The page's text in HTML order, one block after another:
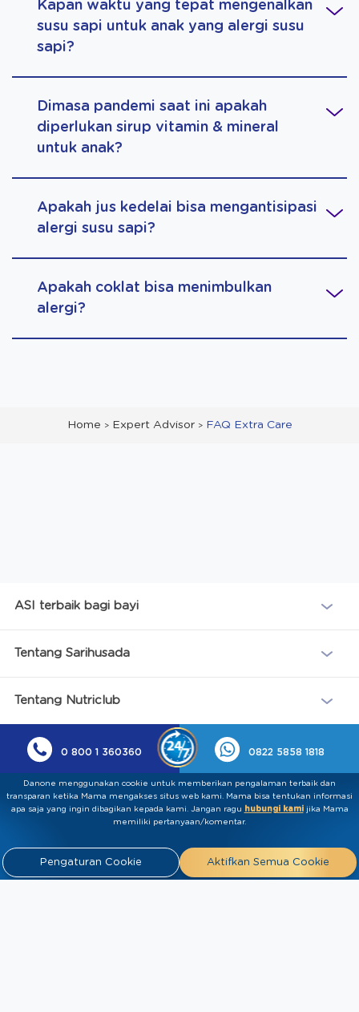
Kapan waktu yang tepat mengenalkan
susu sapi untuk anak yang alergi susu
sapi?
Dimasa pandemi saat ini apakah
diperlukan sirup vitamin & mineral
untuk anak?
Apakah jus kedelai bisa mengantisipasi
alergi susu sapi?
Apakah coklat bisa menimbulkan
alergi?
Home Expert Advisor FAQ Extra Care
ASI terbaik bagi bayi
Tentang Sarihusada
Tentang Nutriclub
0 800 1 360360 0822 5858 1818
Kebijakan Privasi Syarat & Ketentuan
Press
Danone menggunakan cookie untuk memberikan pengalaman terbaik dan
transparan ketika Mama mengakses situs web kami. Mama bisa tentukan informasi
apa saja yang ingin dibagikan kepada kami.​ ​Jangan ragu hubungi kamijika Mama
memiliki pertanyaan/komentar.
Pengaturan Cookie Aktifkan Semua Cookie